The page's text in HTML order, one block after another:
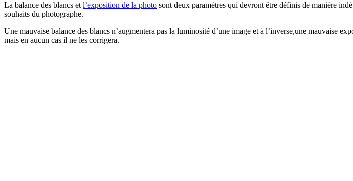
La balance des blancs et l’exposition de la photo sont deux paramètres qui devront être définis de manière
souhaits du photographe.
Une mauvaise balance des blancs n’augmentera pas la luminosité d’une image et à l’inverse,une mauvaise
mais en aucun cas il ne les corrigera.